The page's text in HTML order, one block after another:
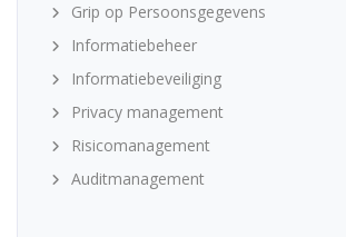
Grip op Persoonsgegevens
Informatiebeheer
Informatiebeveiliging
Privacy management
Risicomanagement
Auditmanagement